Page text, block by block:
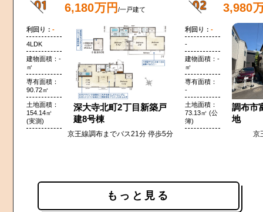
6,180万円/一戸建て
-
4LDK
-
90.72㎡
154.14㎡
(実測)
深大寺北町2丁目新築戸
建8号棟
京王線調布までバス21分 停歩5分
3,980
-
-
-
-
73.13㎡ (公
簿)
調布市
地
京
もっと見る